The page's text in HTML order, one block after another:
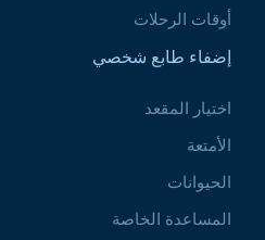
أوقات الرحلات
إضفاء طابع شخصي
اختيار المقعد
الأمتعة
الحيوانات
المساعدة الخاصة